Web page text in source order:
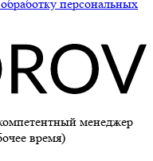
персональных
менеджер
время)